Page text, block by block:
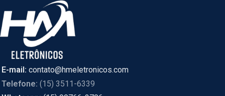
E-mail: contato@hmeletronicos.com
Telefone: (15) 3511-6339